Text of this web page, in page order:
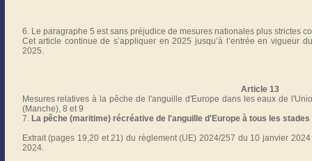
6. Le paragraphe 5 est sans préjudice de mesures nationales plus strictes
Cet article continue de s’appliquer en 2025 jusqu’à l’entrée en vigueur
2025.
Article 13
Mesures relatives à la pêche de l'anguille d'Europe dans les eaux de
(Manche), 8 et 9
7. La pêche (maritime) récréative de l'anguille d'Europe à tous les
Extrait (pages 19,20 et 21) du règlement (UE) 2024/257 du 10 janvier
2024.